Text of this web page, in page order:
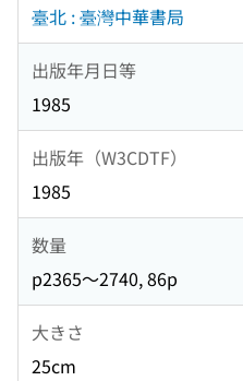
臺北 : 臺灣中華書局
出版年月日等
1985
出版年（W3CDTF）
1985
数量
p2365〜2740, 86p
大きさ
25cm